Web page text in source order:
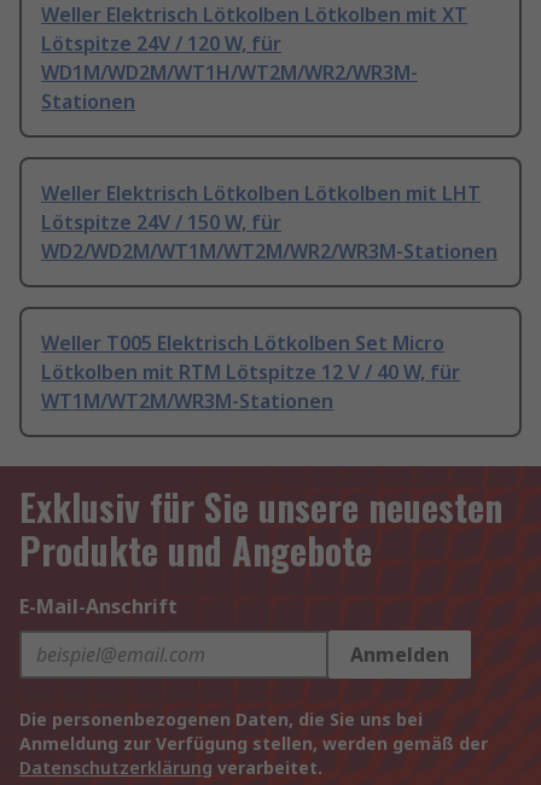
Weller Elektrisch Lötkolben Lötkolben mit XT
Lötspitze 24V / 120 W, für
WD1M/WD2M/WT1H/WT2M/WR2/WR3M-
Stationen
Weller Elektrisch Lötkolben Lötkolben mit LHT
Lötspitze 24V / 150 W, für
WD2/WD2M/WT1M/WT2M/WR2/WR3M-Stationen
Weller T005 Elektrisch Lötkolben Set Micro
Lötkolben mit RTM Lötspitze 12 V / 40 W, für
WT1M/WT2M/WR3M-Stationen
Exklusiv für Sie unsere neuesten
Produkte und Angebote
E-Mail-Anschrift
Anmelden
Die personenbezogenen Daten, die Sie uns bei
Anmeldung zur Verfügung stellen, werden gemäß der
Datenschutzerklärung verarbeitet.